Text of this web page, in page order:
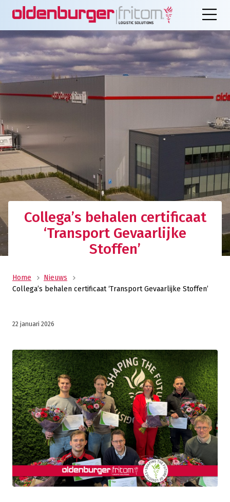
Collega’s behalen certificaat
‘Transport Gevaarlijke
Stoffen’
Home
Nieuws
Collega’s behalen certificaat ‘Transport Gevaarlijke Stoffen’
22 januari 2026